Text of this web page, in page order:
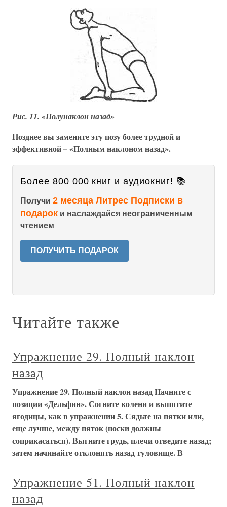
Рис. 11. «Полунаклон назад»
Позднее вы замените эту позу более трудной и
эффективной – «Полным наклоном назад».
Более 800 000 книг и аудиокниг! 📚
Получи 2 месяца Литрес Подписки в
подарок и наслаждайся неограниченным
чтением
ПОЛУЧИТЬ ПОДАРОК
Читайте также
Упражнение 29. Полный наклон
назад
Упражнение 29. Полный наклон назад Начните с
позиции «Дельфин». Согните колени и выпятите
ягодицы, как в упражнении 5. Сядьте на пятки или,
еще лучше, между пяток (носки должны
соприкасаться). Выгните грудь, плечи отведите назад;
затем начинайте отклонять назад туловище. В
Упражнение 51. Полный наклон
назад